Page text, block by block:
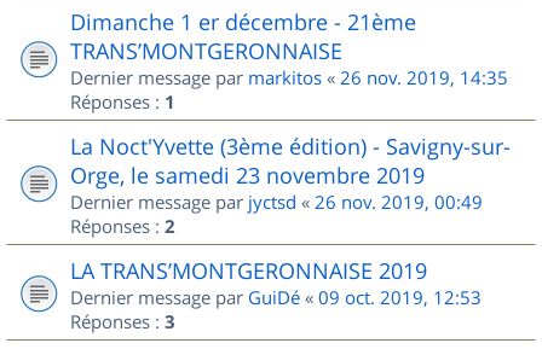
Dimanche 1 er décembre - 21ème
TRANS’MONTGERONNAISE
Dernier message par markitos « 26 nov. 2019, 14:35
Réponses : 1
La Noct'Yvette (3ème édition) - Savigny-sur-
Orge, le samedi 23 novembre 2019
Dernier message par jyctsd « 26 nov. 2019, 00:49
Réponses : 2
LA TRANS’MONTGERONNAISE 2019
Dernier message par GuiDé « 09 oct. 2019, 12:53
Réponses : 3